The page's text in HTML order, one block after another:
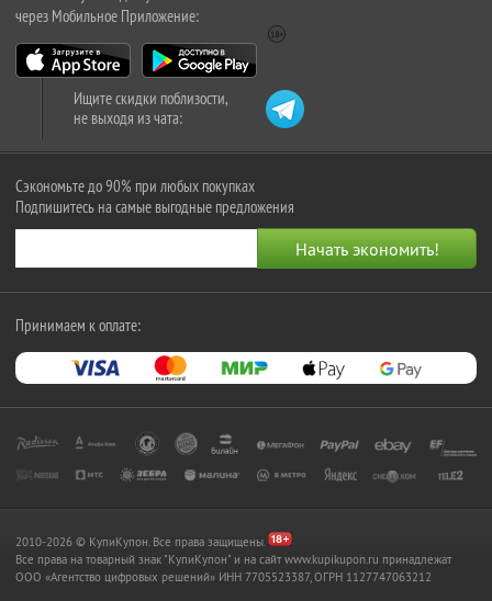
через Мобильное Приложение:
Ищите скидки поблизости,
не выходя из чата:
Сэкономьте до 90% при любых покупках
Подпишитесь на самые выгодные предложения
Принимаем к оплате:
2010-2026 © КупиКупон. Все права защищены.
Все права на товарный знак "КупиКупон" и на сайт www.kupikupon.ru принадлежат
OOO «Агентство цифровых решений» ИНН 7705523387, ОГРН 1127747063212